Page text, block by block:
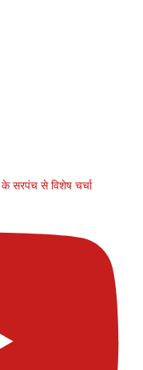
के सरपंच से विशेष चर्चा